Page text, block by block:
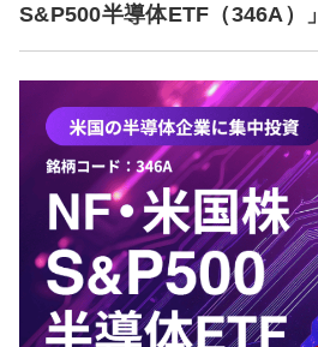
S&P500半導体ETF（346A）」